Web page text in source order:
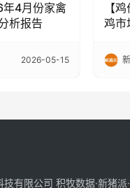
年4月份家禽
析报告
2026-05-15
【
鸡市
有限公司 积牧数据·新猪派